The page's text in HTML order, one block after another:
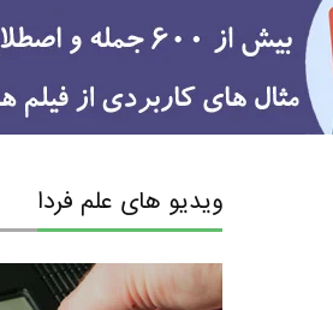
ویدیو های علم فردا